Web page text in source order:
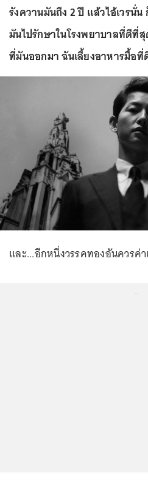
รังควานมันถึง 2 ปี แล้วไอ้เวร
มันไปรักษาในโรงพยาบาลที่ดีที่
ที่มันออกมา ฉันเลี้ยงอาหารมื้อ
และ...อีกหนึ่งวรรคทองอันควรค่